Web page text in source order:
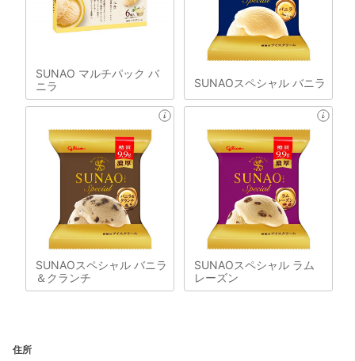
SUNAO マルチパック バ
ニラ
SUNAOスペシャル バニラ
SUNAOスペシャル バニラ
＆クランチ
SUNAOスペシャル ラム
レーズン
住所